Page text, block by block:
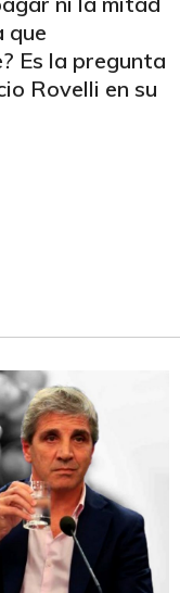
que
Es la pregunta
Rovelli en su